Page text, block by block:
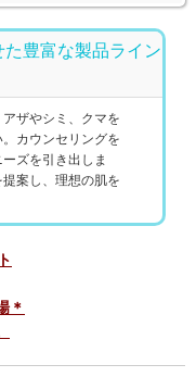
豊富な製品ライン
ザやシミ、クマを
カウンセリングを
ズを引き出しま
案し、理想の肌を
＊